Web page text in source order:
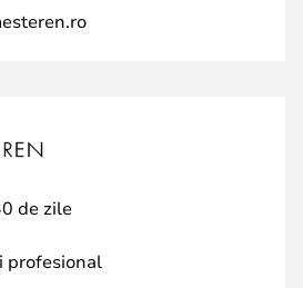
de zile
profesional